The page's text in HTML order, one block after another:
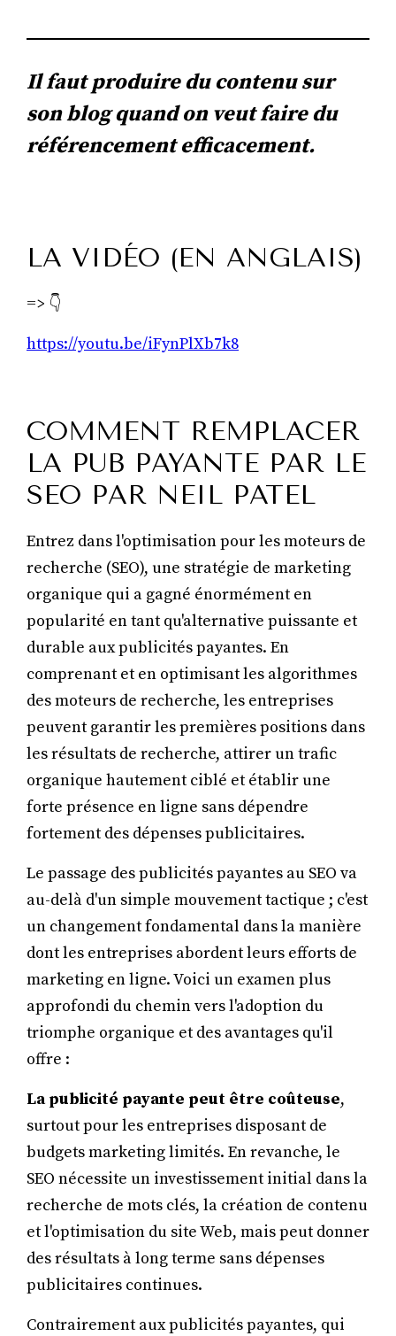
Il faut produire du contenu sur
son blog quand on veut faire du
référencement efficacement.
LA VIDÉO (EN ANGLAIS)
=> 👇
https://youtu.be/iFynPlXb7k8
COMMENT REMPLACER
LA PUB PAYANTE PAR LE
SEO PAR NEIL PATEL
Entrez dans l'optimisation pour les moteurs de
recherche (SEO), une stratégie de marketing
organique qui a gagné énormément en
popularité en tant qu'alternative puissante et
durable aux publicités payantes. En
comprenant et en optimisant les algorithmes
des moteurs de recherche, les entreprises
peuvent garantir les premières positions dans
les résultats de recherche, attirer un trafic
organique hautement ciblé et établir une
forte présence en ligne sans dépendre
fortement des dépenses publicitaires.
Le passage des publicités payantes au SEO va
au-delà d'un simple mouvement tactique ; c'est
un changement fondamental dans la manière
dont les entreprises abordent leurs efforts de
marketing en ligne. Voici un examen plus
approfondi du chemin vers l'adoption du
triomphe organique et des avantages qu'il
offre :
La publicité payante peut être coûteuse,
surtout pour les entreprises disposant de
budgets marketing limités. En revanche, le
SEO nécessite un investissement initial dans la
recherche de mots clés, la création de contenu
et l'optimisation du site Web, mais peut donner
des résultats à long terme sans dépenses
publicitaires continues.
Contrairement aux publicités payantes, qui